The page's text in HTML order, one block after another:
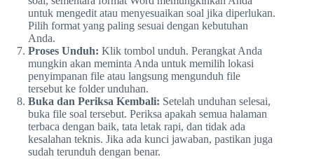
untuk mengedit atau menyesuaikan soal jika diperlukan.
Pilih format yang paling sesuai dengan kebutuhan
Anda.
Proses Unduh: Klik tombol unduh. Perangkat Anda
mungkin akan meminta Anda untuk memilih lokasi
penyimpanan file atau langsung mengunduh file
tersebut ke folder unduhan.
Buka dan Periksa Kembali: Setelah unduhan selesai,
buka file soal tersebut. Periksa apakah semua halaman
terbaca dengan baik, tata letak rapi, dan tidak ada
kesalahan teknis. Jika ada kunci jawaban, pastikan juga
sudah terunduh dengan benar.